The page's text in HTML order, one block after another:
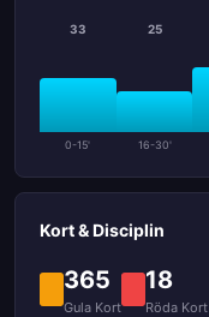
33
0-15'
25
16-30'
Kort & Disciplin
365
Gula Kort
18
Röda Kort